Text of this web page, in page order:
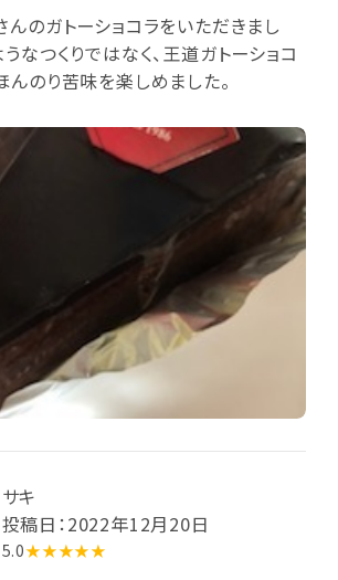
んのガトーショコラをいただきまし
なつくりではなく、王道ガトーショコ
んのり苦味を楽しめました。
サキ
投稿日：2022年12月20日
5.0★★★★★